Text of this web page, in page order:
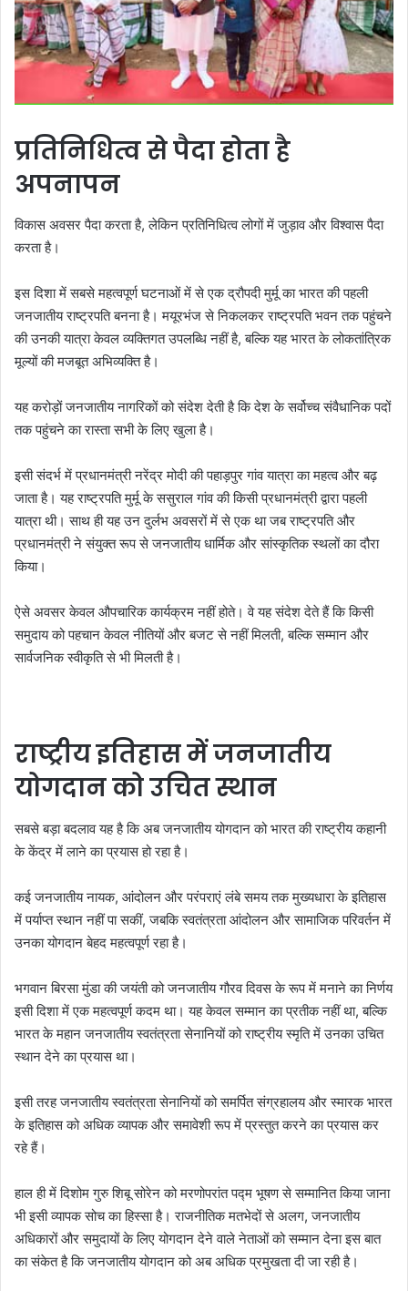
प्रतिनिधित्व से पैदा होता है
अपनापन
विकास अवसर पैदा करता है, लेकिन प्रतिनिधित्व लोगों में जुड़ाव और विश्वास पैदा
करता है।
इस दिशा में सबसे महत्वपूर्ण घटनाओं में से एक द्रौपदी मुर्मू का भारत की पहली
जनजातीय राष्ट्रपति बनना है। मयूरभंज से निकलकर राष्ट्रपति भवन तक पहुंचने
की उनकी यात्रा केवल व्यक्तिगत उपलब्धि नहीं है, बल्कि यह भारत के लोकतांत्रिक
मूल्यों की मजबूत अभिव्यक्ति है।
यह करोड़ों जनजातीय नागरिकों को संदेश देती है कि देश के सर्वोच्च संवैधानिक पदों
तक पहुंचने का रास्ता सभी के लिए खुला है।
इसी संदर्भ में प्रधानमंत्री नरेंद्र मोदी की पहाड़पुर गांव यात्रा का महत्व और बढ़
जाता है। यह राष्ट्रपति मुर्मू के ससुराल गांव की किसी प्रधानमंत्री द्वारा पहली
यात्रा थी। साथ ही यह उन दुर्लभ अवसरों में से एक था जब राष्ट्रपति और
प्रधानमंत्री ने संयुक्त रूप से जनजातीय धार्मिक और सांस्कृतिक स्थलों का दौरा
किया।
ऐसे अवसर केवल औपचारिक कार्यक्रम नहीं होते। वे यह संदेश देते हैं कि किसी
समुदाय को पहचान केवल नीतियों और बजट से नहीं मिलती, बल्कि सम्मान और
सार्वजनिक स्वीकृति से भी मिलती है।
राष्ट्रीय इतिहास में जनजातीय
योगदान को उचित स्थान
सबसे बड़ा बदलाव यह है कि अब जनजातीय योगदान को भारत की राष्ट्रीय कहानी
के केंद्र में लाने का प्रयास हो रहा है।
कई जनजातीय नायक, आंदोलन और परंपराएं लंबे समय तक मुख्यधारा के इतिहास
में पर्याप्त स्थान नहीं पा सकीं, जबकि स्वतंत्रता आंदोलन और सामाजिक परिवर्तन में
उनका योगदान बेहद महत्वपूर्ण रहा है।
भगवान बिरसा मुंडा की जयंती को जनजातीय गौरव दिवस के रूप में मनाने का निर्णय
इसी दिशा में एक महत्वपूर्ण कदम था। यह केवल सम्मान का प्रतीक नहीं था, बल्कि
भारत के महान जनजातीय स्वतंत्रता सेनानियों को राष्ट्रीय स्मृति में उनका उचित
स्थान देने का प्रयास था।
इसी तरह जनजातीय स्वतंत्रता सेनानियों को समर्पित संग्रहालय और स्मारक भारत
के इतिहास को अधिक व्यापक और समावेशी रूप में प्रस्तुत करने का प्रयास कर
रहे हैं।
हाल ही में दिशोम गुरु शिबू सोरेन को मरणोपरांत पद्म भूषण से सम्मानित किया जाना
भी इसी व्यापक सोच का हिस्सा है। राजनीतिक मतभेदों से अलग, जनजातीय
अधिकारों और समुदायों के लिए योगदान देने वाले नेताओं को सम्मान देना इस बात
का संकेत है कि जनजातीय योगदान को अब अधिक प्रमुखता दी जा रही है।